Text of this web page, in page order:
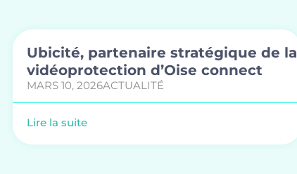
Ubicité, partenaire stratégique de la
vidéoprotection d’Oise connect
MARS 10, 2026ACTUALITÉ
Lire la suite